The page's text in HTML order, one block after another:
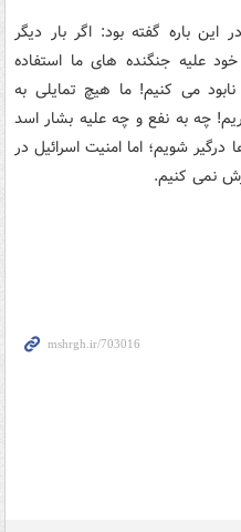
باره گفته بود: اگر بار دیگر
علیه جنگنده‌ های ما استفاده
می‌ کنیم! ما هیچ تمایلی به
چه به نفع و چه علیه بشار اسد
شویم؛ اما امنیت اسرائیل در
نمی کنیم.